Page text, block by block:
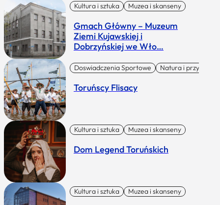
Kultura i sztuka Muzea i skanseny
Gmach Główny – Muzeum
Ziemi Kujawskiej i
Dobrzyńskiej we Wło…
Doswiadczenia Sportowe Natura i przygoda
Toruńscy Flisacy
Kultura i sztuka Muzea i skanseny
Dom Legend Toruńskich
Kultura i sztuka Muzea i skanseny